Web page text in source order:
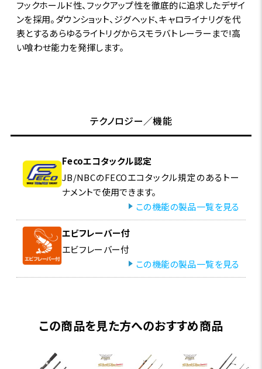
フックホールド性、フックアップ性を徹底的に追求したデザイ
ンを採用。ダウンショット、ジグヘッド、キャロライナリグを代
表とするあらゆるライトリグからスモラバトレーラーまで!高
い喰わせ能力を発揮します。
テクノロジー／機能
Fecoエコタックル認定
JB/NBCのFECOエコタックル規定のあるトー
ナメントで使用できます。
この機能の製品一覧を見る
エビフレーバー付
エビフレーバー付
この機能の製品一覧を見る
この商品を見た方へのおすすめ商品